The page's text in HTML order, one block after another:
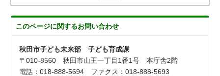
このページに関するお問い合わせ
秋田市子ども未来部 子ども育成課
〒010-8560 秋田市山王一丁目1番1号 本庁舎2階
電話：018-888-5694 ファクス：018-888-5693